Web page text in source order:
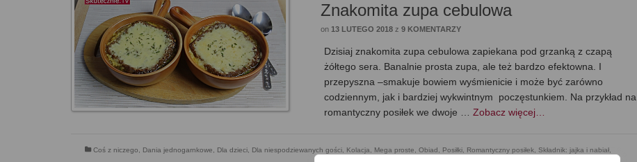
Znakomita zupa cebulowa
on 13 LUTEGO 2018 z9 KOMENTARZY
Dzisiaj znakomita zupa cebulowa zapiekana pod grzanką z czapą
żółtego sera. Banalnie prosta zupa, ale też bardzo efektowna. I
przepyszna –smakuje bowiem wyśmienicie i może być zarówno
codziennym, jak i bardziej wykwintnym poczęstunkiem. Na przykład na
romantyczny posiłek we dwoje …Zobacz więcej…
Coś z niczego, Dania jednogarnkowe, Dla dzieci, Dla niespodziewanych gości, Kolacja, Mega proste, Obiad, Posiłki, Romantyczny posiłek, Składnik: jajka i nabiał,